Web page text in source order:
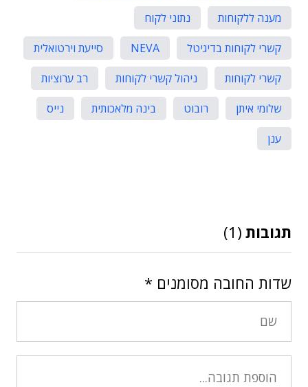
מענה ללקוחות
נתוני לקוח
קשרי לקוחות בדיגיטל
NEVA
סייעת וירטואלית
קשרי לקוחות
ניהול קשרי לקוחות
רב ערוציות
שלומי איתן
רובוט בינה מלאכותית
נייס
ענן
תגובות (1)
שדות החובה מסומנים *